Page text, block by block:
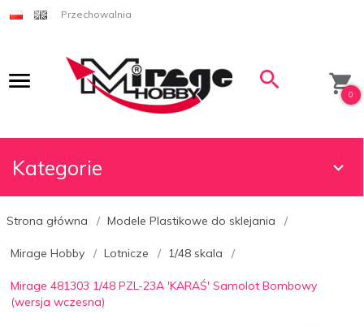
Przechowalnia
0
Kategorie
Strona główna Modele Plastikowe do sklejania
Mirage Hobby Lotnicze 1/48 skala
Mirage 481303 1/48 PZL-23A 'KARAŚ' Samolot Bombowy
(wersja wczesna)